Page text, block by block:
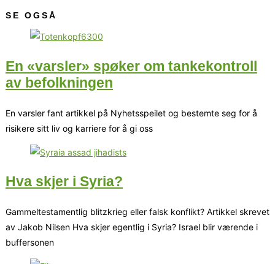
SE OGSÅ
En «varsler» spøker om tankekontroll
av befolkningen
En varsler fant artikkel på Nyhetsspeilet og bestemte seg for å
risikere sitt liv og karriere for å gi oss
Hva skjer i Syria?
Gammeltestamentlig blitzkrieg eller falsk konflikt? Artikkel skrevet
av Jakob Nilsen Hva skjer egentlig i Syria? Israel blir værende i
buffersonen